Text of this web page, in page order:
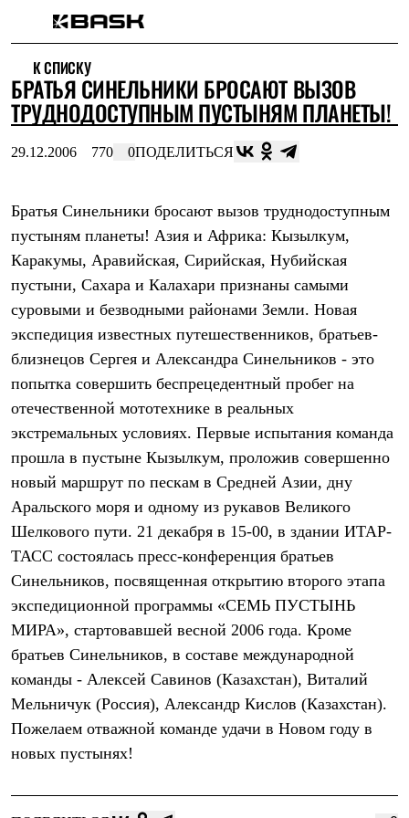
Интернет-магазин
Мужская одежда
Утепленная пухом
Куртки
Жилеты
Куртки
Брюки
Штормовая одежда
Куртки
Софтшелл одежда
Куртки
Брюки
Флисовая одежда
Куртки
Брюки
Термобелье
Теплое термобелье
Легкое термобелье
Лёгкая одежда
Футболки
Рубашки
Толстовки
Брюки
Шорты
Женская одежда
Утепленная пухом
Куртки
Жилеты
Утепленная синтетикой
Брюки
Штормовая одежда
Софтшелл одежда
Брюки
Лёгкая одежда
К СПИСКУ
БРАТЬЯ СИНЕЛЬНИКИ БРОСАЮТ ВЫЗОВ
ТРУДНОДОСТУПНЫМ ПУСТЫНЯМ ПЛАНЕТЫ!
29.12.2006 770 0ПОДЕЛИТЬСЯ
Братья Синельники бросают вызов труднодоступным
пустыням планеты! Азия и Африка: Кызылкум,
Каракумы, Аравийская, Сирийская, Нубийская
пустыни, Сахара и Калахари признаны самыми
суровыми и безводными районами Земли. Новая
экспедиция известных путешественников, братьев-
близнецов Сергея и Александра Синельников - это
попытка совершить беспрецедентный пробег на
отечественной мототехнике в реальных
экстремальных условиях. Первые испытания команда
прошла в пустыне Кызылкум, проложив совершенно
новый маршрут по пескам в Средней Азии, дну
Аральского моря и одному из рукавов Великого
Шелкового пути. 21 декабря в 15-00, в здании ИТАР-
ТАСС состоялась пресс-конференция братьев
Синельников, посвященная открытию второго этапа
экспедиционной программы «СЕМЬ ПУСТЫНЬ
МИРА», стартовавшей весной 2006 года. Кроме
братьев Синельников, в составе международной
команды - Алексей Савинов (Казахстан), Виталий
Мельничук (Россия), Александр Кислов (Казахстан).
Пожелаем отважной команде удачи в Новом году в
новых пустынях!